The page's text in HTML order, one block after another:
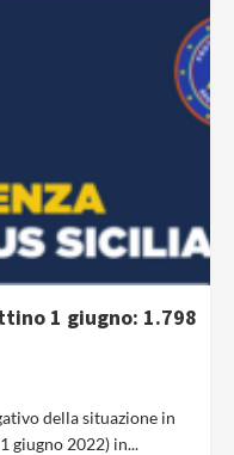
1 giugno: 1.798
della situazione in
giugno 2022) in...